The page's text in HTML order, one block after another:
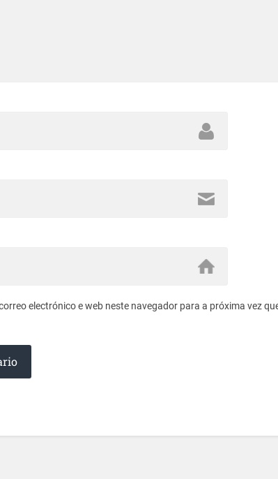
electrónico e web neste navegador para a próxima vez